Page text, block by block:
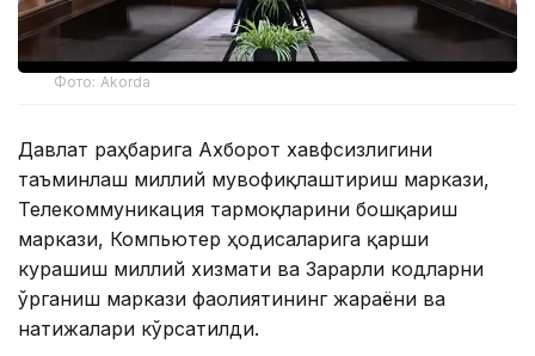
Фото: Akorda
Давлат раҳбарига Ахборот хавфсизлигини
таъминлаш миллий мувофиқлаштириш маркази,
Телекоммуникация тармоқларини бошқариш
маркази, Компьютер ҳодисаларига қарши
курашиш миллий хизмати ва Зарарли кодларни
ўрганиш маркази фаолиятининг жараёни ва
натижалари кўрсатилди.